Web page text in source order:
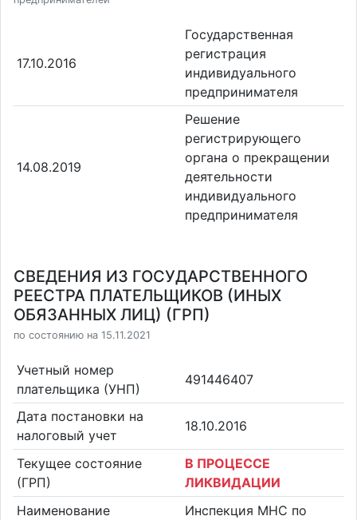
17.10.2016
Государственная
регистрация
индивидуального
предпринимателя
14.08.2019
Решение
регистрирующего
органа о прекращении
деятельности
индивидуального
предпринимателя
СВЕДЕНИЯ ИЗ ГОСУДАРСТВЕННОГО
РЕЕСТРА ПЛАТЕЛЬЩИКОВ (ИНЫХ
ОБЯЗАННЫХ ЛИЦ) (ГРП)
по состоянию на 15.11.2021
Учетный номер
плательщика (УНП)
491446407
Дата постановки на
налоговый учет
18.10.2016
Текущее состояние
(ГРП)
В ПРОЦЕССЕ
ЛИКВИДАЦИИ
Наименование
Инспекция МНС по